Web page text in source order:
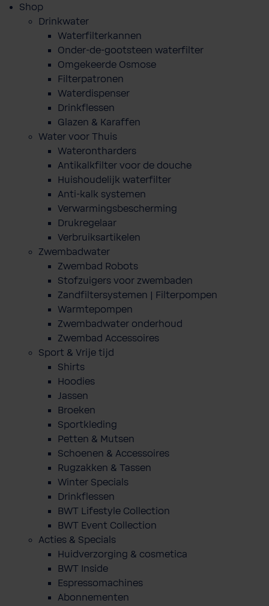
Shop
Drinkwater
Waterfilterkannen
Onder-de-gootsteen waterfilter
Omgekeerde Osmose
Filterpatronen
Waterdispenser
Drinkflessen
Glazen & Karaffen
Water voor Thuis
Waterontharders
Antikalkfilter voor de douche
Huishoudelijk waterfilter
Anti-kalk systemen
Verwarmingsbescherming
Drukregelaar
Verbruiksartikelen
Zwembadwater
Zwembad Robots
Stofzuigers voor zwembaden
Zandfiltersystemen | Filterpompen
Warmtepompen
Zwembadwater onderhoud
Zwembad Accessoires
Sport & Vrije tijd
Shirts
Hoodies
Jassen
Broeken
Sportkleding
Petten & Mutsen
Schoenen & Accessoires
Rugzakken & Tassen
Winter Specials
Drinkflessen
BWT Lifestyle Collection
BWT Event Collection
Acties & Specials
Huidverzorging & cosmetica
BWT Inside
Espressomachines
Abonnementen